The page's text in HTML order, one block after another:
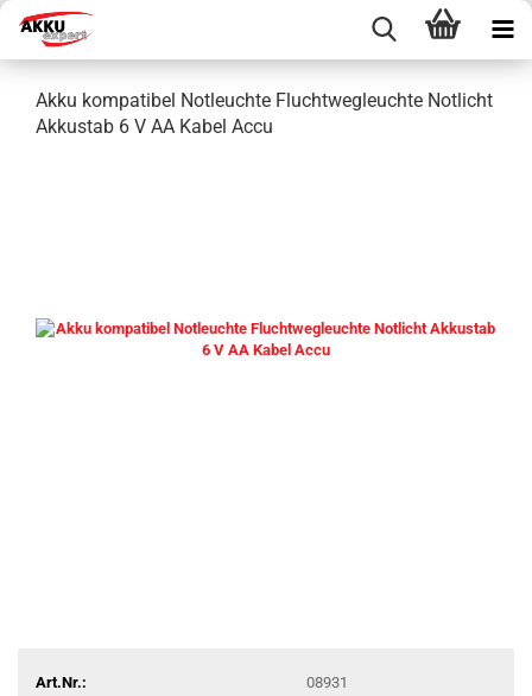
Akku kompatibel Notleuchte Fluchtwegleuchte Notlicht
Akkustab 6 V AA Kabel Accu
Art.Nr.:
08931